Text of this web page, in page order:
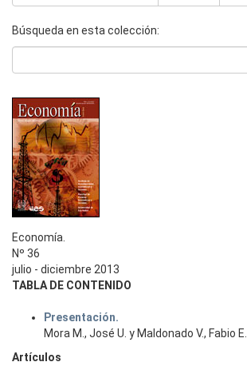
Búsqueda en esta colección:
Economía.
Nº 36
julio - diciembre 2013
TABLA DE CONTENIDO
Presentación.
Mora M., José U. y Maldonado V., Fabio E.
Artículos